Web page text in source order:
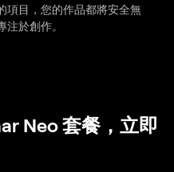
項目，您的作品都將安全無
於創作。
Neo 套餐，立即